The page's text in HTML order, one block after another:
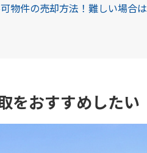
物件の売却方法！難しい場合
をおすすめした